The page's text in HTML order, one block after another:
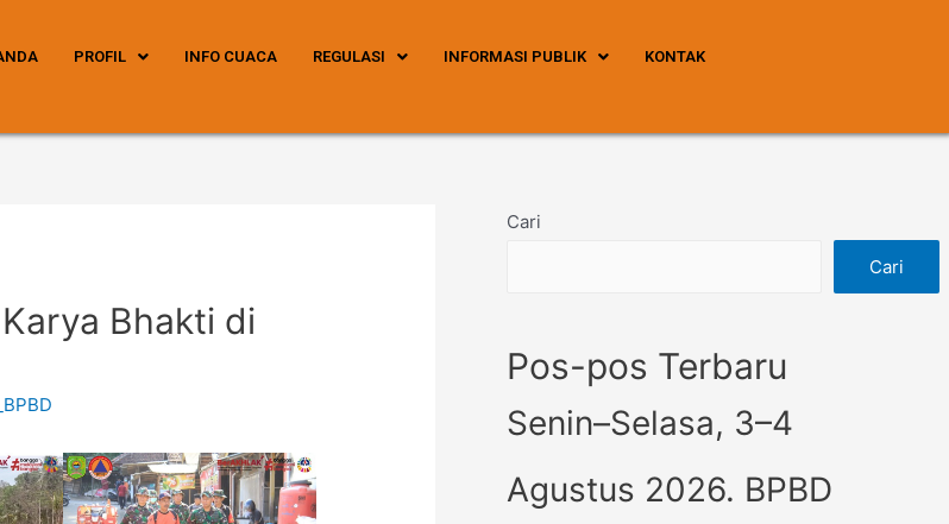
PROFIL INFO CUACA REGULASI INFORMASI PUBLIK KONTAK
Bhakti di
Cari
Cari
Pos-pos Terbaru
Senin–Selasa, 3–4
Agustus 2026. BPBD